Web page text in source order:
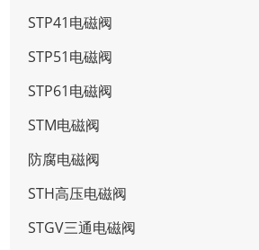
STP41电磁阀
STP51电磁阀
STP61电磁阀
STM电磁阀
防腐电磁阀
STH高压电磁阀
STGV三通电磁阀